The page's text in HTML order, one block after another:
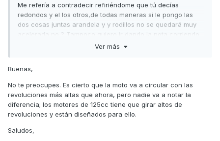
soluciona todo.
Un saludo
Me refería a contradecir refiriéndome que tú decías
redondos y el los otros,de todas maneras si le pongo las
dos cosas juntas arandela y y rodillos no se quedará muy
acelerada no ? Tampoco quiero ir dando la nota corriendo
a 50 kilometros jajaja ni que afecte a nada de la mecánica
Ver más
Buenas,
No te preocupes. Es cierto que la moto va a circular con las
revoluciones más altas que ahora, pero nadie va a notar la
diferencia; los motores de 125cc tiene que girar altos de
revoluciones y están diseñados para ello.
Saludos,